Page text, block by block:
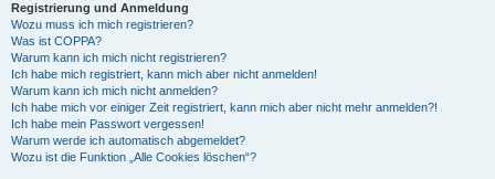
Registrierung und Anmeldung
Wozu muss ich mich registrieren?
Was ist COPPA?
Warum kann ich mich nicht registrieren?
Ich habe mich registriert, kann mich aber nicht anmelden!
Warum kann ich mich nicht anmelden?
Ich habe mich vor einiger Zeit registriert, kann mich aber nicht mehr anmelden?!
Ich habe mein Passwort vergessen!
Warum werde ich automatisch abgemeldet?
Wozu ist die Funktion „Alle Cookies löschen“?